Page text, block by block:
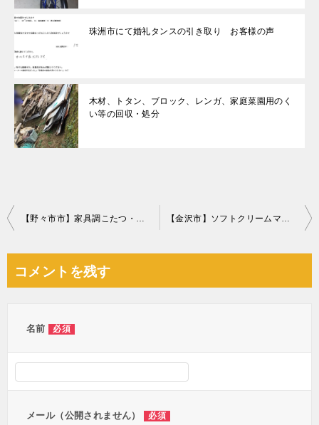
珠洲市にて婚礼タンスの引き取り お客様の声
木材、トタン、ブロック、レンガ、家庭菜園用のく
い等の回収・処分
投
ビ
【野々市市】家具調こたつ・学習机などの回収・処分 お客様の声 【金沢市】ソフトクリームマシーンの回収 お客様の声
コメントを残す
名前 必須
メール（公開されません） 必須